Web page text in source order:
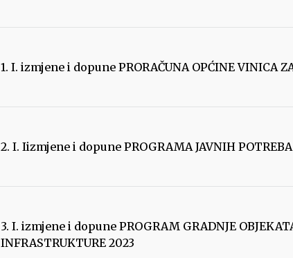
1. I. izmjene i dopune PRORAČUNA OPĆINE VINICA
2. I. Iizmjene i dopune PROGRAMA JAVNIH
3. I. izmjene i dopune PROGRAM GRADNJE
INFRASTRUKTURE 2023